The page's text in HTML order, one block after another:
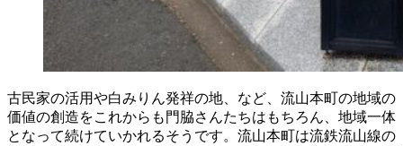
古民家の活用や白みりん発祥の地、など、流山本町の地域の
価値の創造をこれからも門脇さんたちはもちろん、地域一体
となって続けていかれるそうです。流山本町は流鉄流山線の